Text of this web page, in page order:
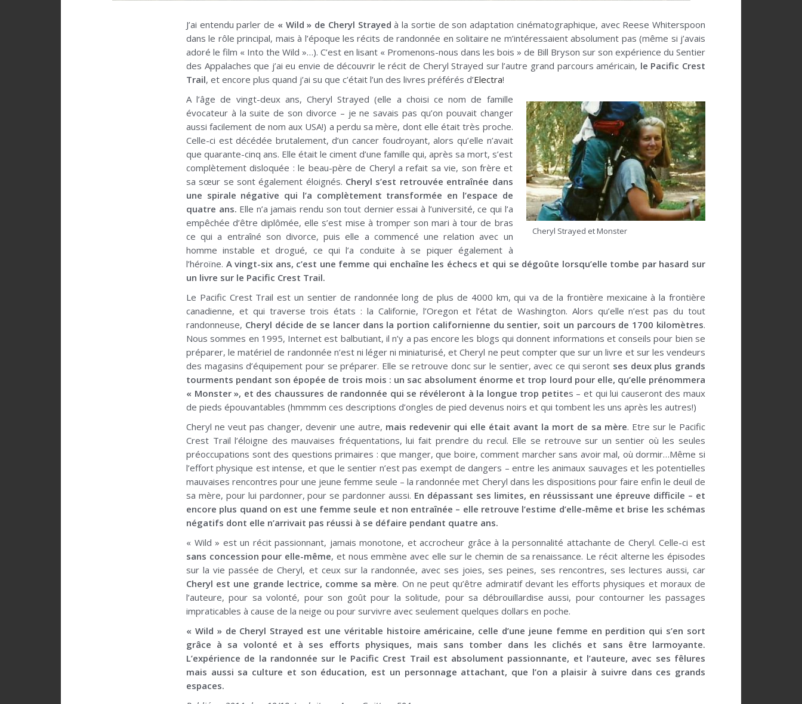
J’ai entendu parler de « Wild » de Cheryl Strayed à la sortie de son adaptation cinématographique, avec Reese Whiterspoon
dans le rôle principal, mais à l’époque les récits de randonnée en solitaire ne m’intéressaient absolument pas (même si j’avais
adoré le film « Into the Wild »…). C’est en lisant « Promenons-nous dans les bois » de Bill Bryson sur son expérience du Sentier
des Appalaches que j’ai eu envie de découvrir le récit de Cheryl Strayed sur l’autre grand parcours américain, le Pacific Crest
Trail, et encore plus quand j’ai su que c’était l’un des livres préférés d’Electra!
Cheryl Strayed et Monster
A l’âge de vingt-deux ans, Cheryl Strayed (elle a choisi ce nom de famille
évocateur à la suite de son divorce – je ne savais pas qu’on pouvait changer
aussi facilement de nom aux USA!) a perdu sa mère, dont elle était très proche.
Celle-ci est décédée brutalement, d’un cancer foudroyant, alors qu’elle n’avait
que quarante-cinq ans. Elle était le ciment d’une famille qui, après sa mort, s’est
complètement disloquée : le beau-père de Cheryl a refait sa vie, son frère et
sa sœur se sont également éloignés. Cheryl s’est retrouvée entraînée dans
une spirale négative qui l’a complètement transformée en l’espace de
quatre ans. Elle n’a jamais rendu son tout dernier essai à l’université, ce qui l’a
empêchée d’être diplômée, elle s’est mise à tromper son mari à tour de bras
ce qui a entraîné son divorce, puis elle a commencé une relation avec un
homme instable et drogué, ce qui l’a conduite à se piquer également à
l’héroïne. A vingt-six ans, c’est une femme qui enchaîne les échecs et qui se dégoûte lorsqu’elle tombe par hasard sur
un livre sur le Pacific Crest Trail.
Le Pacific Crest Trail est un sentier de randonnée long de plus de 4000 km, qui va de la frontière mexicaine à la frontière
canadienne, et qui traverse trois états : la Californie, l’Oregon et l’état de Washington. Alors qu’elle n’est pas du tout
randonneuse, Cheryl décide de se lancer dans la portion californienne du sentier, soit un parcours de 1700 kilomètres.
Nous sommes en 1995, Internet est balbutiant, il n’y a pas encore les blogs qui donnent informations et conseils pour bien se
préparer, le matériel de randonnée n’est ni léger ni miniaturisé, et Cheryl ne peut compter que sur un livre et sur les vendeurs
des magasins d’équipement pour se préparer. Elle se retrouve donc sur le sentier, avec ce qui seront ses deux plus grands
tourments pendant son épopée de trois mois : un sac absolument énorme et trop lourd pour elle, qu’elle prénommera
« Monster », et des chaussures de randonnée qui se révéleront à la longue trop petites – et qui lui causeront des maux
de pieds épouvantables (hmmmm ces descriptions d’ongles de pied devenus noirs et qui tombent les uns après les autres!)
Cheryl ne veut pas changer, devenir une autre, mais redevenir qui elle était avant la mort de sa mère. Etre sur le Pacific
Crest Trail l’éloigne des mauvaises fréquentations, lui fait prendre du recul. Elle se retrouve sur un sentier où les seules
préoccupations sont des questions primaires : que manger, que boire, comment marcher sans avoir mal, où dormir…Même si
l’effort physique est intense, et que le sentier n’est pas exempt de dangers – entre les animaux sauvages et les potentielles
mauvaises rencontres pour une jeune femme seule – la randonnée met Cheryl dans les dispositions pour faire enfin le deuil de
sa mère, pour lui pardonner, pour se pardonner aussi. En dépassant ses limites, en réussissant une épreuve difficile – et
encore plus quand on est une femme seule et non entraînée – elle retrouve l’estime d’elle-même et brise les schémas
négatifs dont elle n’arrivait pas réussi à se défaire pendant quatre ans.
« Wild » est un récit passionnant, jamais monotone, et accrocheur grâce à la personnalité attachante de Cheryl. Celle-ci est
sans concession pour elle-même, et nous emmène avec elle sur le chemin de sa renaissance. Le récit alterne les épisodes
sur la vie passée de Cheryl, et ceux sur la randonnée, avec ses joies, ses peines, ses rencontres, ses lectures aussi, car
Cheryl est une grande lectrice, comme sa mère. On ne peut qu’être admiratif devant les efforts physiques et moraux de
l’auteure, pour sa volonté, pour son goût pour la solitude, pour sa débrouillardise aussi, pour contourner les passages
impraticables à cause de la neige ou pour survivre avec seulement quelques dollars en poche.
« Wild » de Cheryl Strayed est une véritable histoire américaine, celle d’une jeune femme en perdition qui s’en sort
grâce à sa volonté et à ses efforts physiques, mais sans tomber dans les clichés et sans être larmoyante.
L’expérience de la randonnée sur le Pacific Crest Trail est absolument passionnante, et l’auteure, avec ses fêlures
mais aussi sa culture et son éducation, est un personnage attachant, que l’on a plaisir à suivre dans ces grands
espaces.